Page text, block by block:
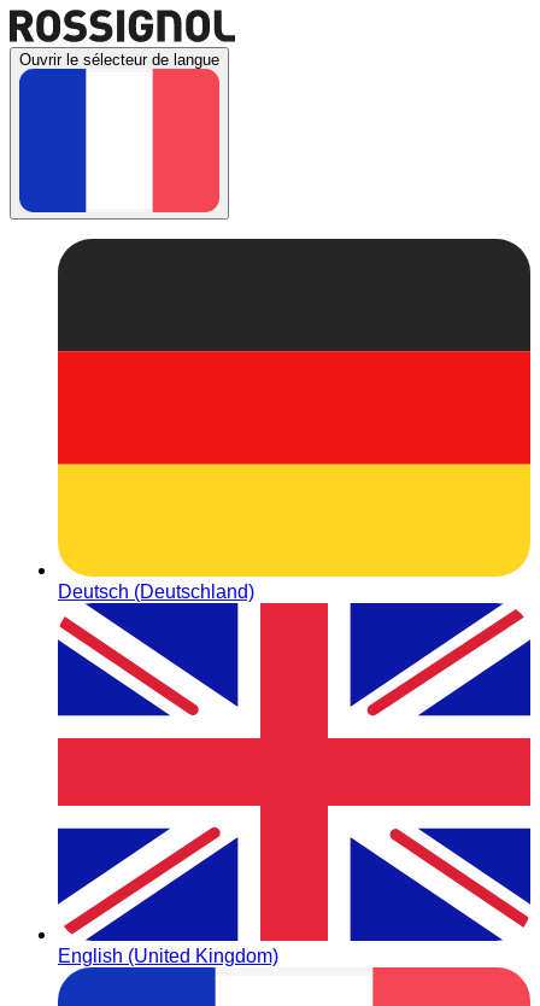
Ouvrir le sélecteur de langue
Deutsch (Deutschland)
English (United Kingdom)